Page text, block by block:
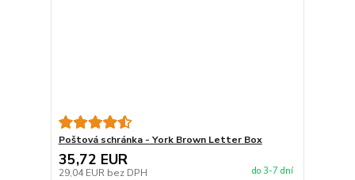
Poštová schránka - York Brown Letter Box
35,72 EUR
29,04 EUR bez DPH do 3-7 dní